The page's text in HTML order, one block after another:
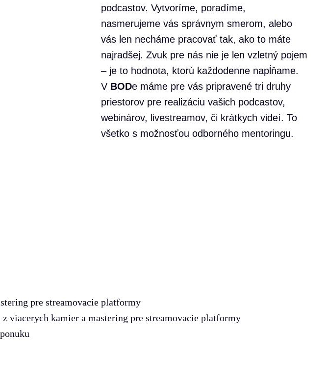
podcastov. Vytvoríme, poradíme,
nasmerujeme vás správnym smerom, alebo
vás len necháme pracovať tak, ako to máte
najradšej. Zvuk pre nás nie je len vzletný pojem
– je to hodnota, ktorú každodenne napĺňame.
V BODe máme pre vás pripravené tri druhy
priestorov pre realizáciu vašich podcastov,
webinárov, livestreamov, či krátkych videí. To
všetko s možnosťou odborného mentoringu.
pre streamovacie platformy
viacerych kamier a mastering pre streamovacie platformy